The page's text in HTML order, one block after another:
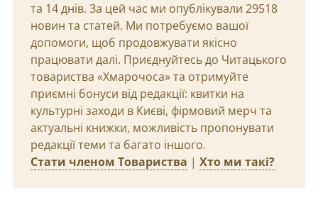
та 14 днів. За цей час ми опублікували 29518
новин та статей. Ми потребуємо вашої
допомоги, щоб продовжувати якісно
працювати далі. Приєднуйтесь до Читацького
товариства «Хмарочоса» та отримуйте
приємні бонуси від редакції: квитки на
культурні заходи в Києві, фірмовий мерч та
актуальні книжки, можливість пропонувати
редакції теми та багато іншого.
Стати членом Товариства | Хто ми такі?